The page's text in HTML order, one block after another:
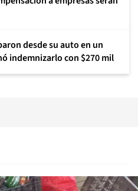
desde su auto en un
indemnizarlo con $270 mil